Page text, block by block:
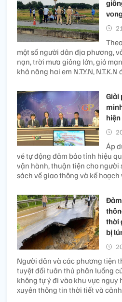
vong
một số người dân địa phương,
nạn, trời mưa giông lớn, gió
khả năng hai em N.T.Y.N,
Giải
Áp
vé tự động đảm bảo tính hiệu
vận hành, thuận tiện cho người
sách về giao thông và kế hoạch
thời
bị
Người dân và các phương tiện
tuyệt đối tuân thủ phân luồng
không tự ý đi vào khu vực nguy
xuyên thông tin thời tiết và